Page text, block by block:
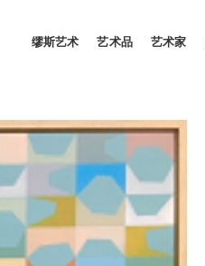
缪斯艺术 艺术品 艺术家